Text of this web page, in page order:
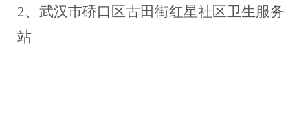
2、武汉市硚口区古田街红星社区卫生服务
站